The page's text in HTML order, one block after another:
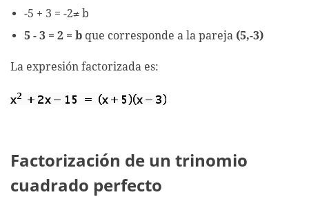
-5 + 3 = -2≠ b
5 - 3 = 2 = b que corresponde a la pareja (5,-3)
La expresión factorizada es:
Factorización de un trinomio
cuadrado perfecto